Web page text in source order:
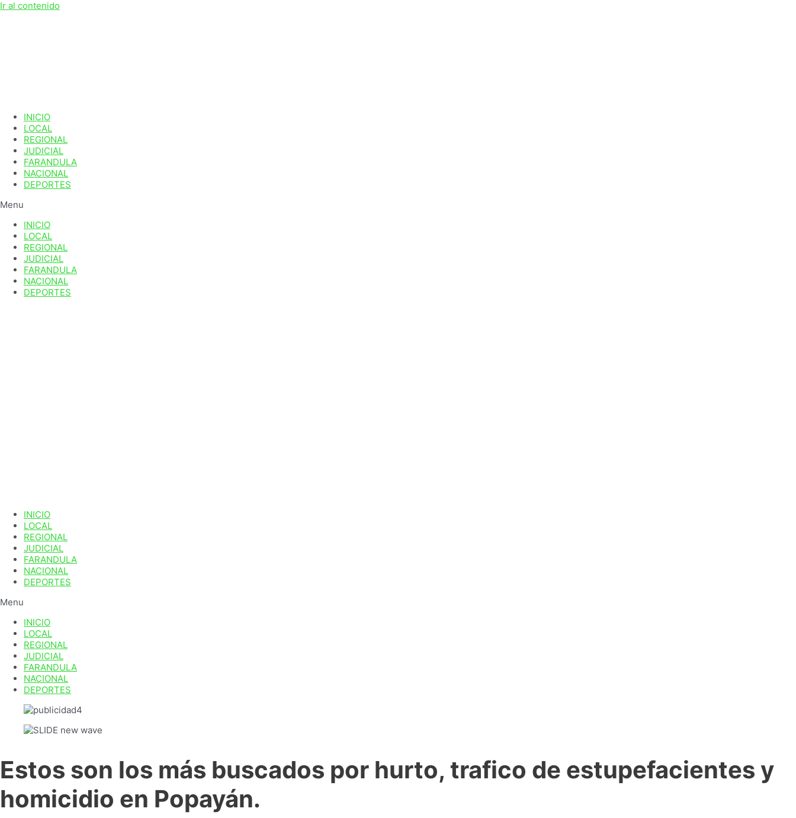
Ir al contenido
INICIO
LOCAL
REGIONAL
JUDICIAL
FARANDULA
NACIONAL
DEPORTES
Menu
INICIO
LOCAL
REGIONAL
JUDICIAL
FARANDULA
NACIONAL
DEPORTES
INICIO
LOCAL
REGIONAL
JUDICIAL
FARANDULA
NACIONAL
DEPORTES
Menu
INICIO
LOCAL
REGIONAL
JUDICIAL
FARANDULA
NACIONAL
DEPORTES
Estos son los más buscados por hurto, trafico de estupefacientes y
homicidio en Popayán.